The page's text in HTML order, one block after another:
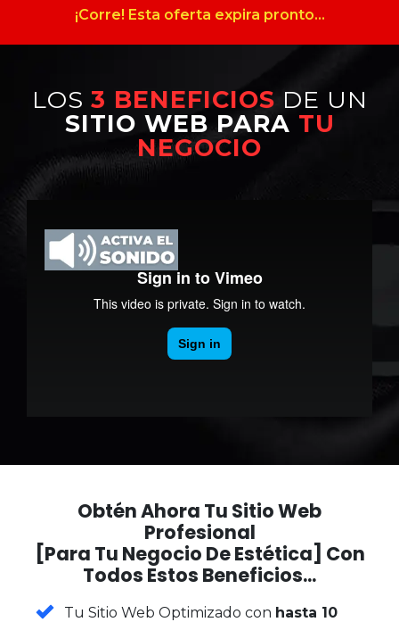
¡Corre! Esta oferta expira pronto...
LOS 3 BENEFICIOS DE UN
SITIO WEB PARA TU
NEGOCIO
Obtén Ahora Tu Sitio Web
Profesional
[para Tu Negocio De Estética] Con
Todos Estos Beneficios...
Tu Sitio Web Optimizado con hasta 10